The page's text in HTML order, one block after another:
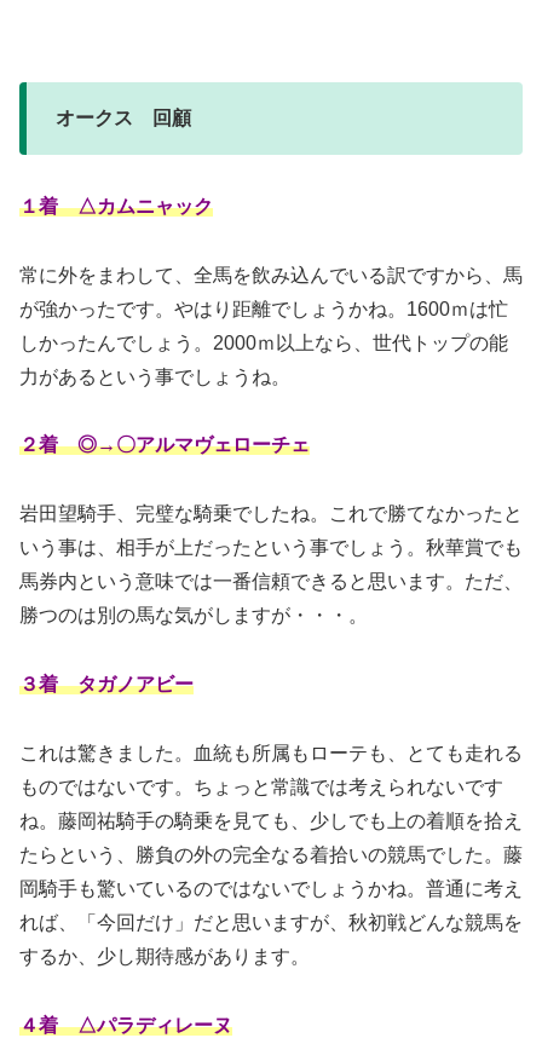
オークス 回顧
１着 △カムニャック
常に外をまわして、全馬を飲み込んでいる訳ですから、馬
が強かったです。やはり距離でしょうかね。1600ｍは忙
しかったんでしょう。2000ｍ以上なら、世代トップの能
力があるという事でしょうね。
２着 ◎→〇アルマヴェローチェ
岩田望騎手、完璧な騎乗でしたね。これで勝てなかったと
いう事は、相手が上だったという事でしょう。秋華賞でも
馬券内という意味では一番信頼できると思います。ただ、
勝つのは別の馬な気がしますが・・・。
３着 タガノアビー
これは驚きました。血統も所属もローテも、とても走れる
ものではないです。ちょっと常識では考えられないです
ね。藤岡祐騎手の騎乗を見ても、少しでも上の着順を拾え
たらという、勝負の外の完全なる着拾いの競馬でした。藤
岡騎手も驚いているのではないでしょうかね。普通に考え
れば、「今回だけ」だと思いますが、秋初戦どんな競馬を
するか、少し期待感があります。
４着 △パラディレーヌ